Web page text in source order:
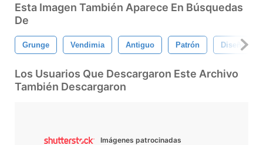
Esta Imagen También Aparece En Búsquedas
De
Grunge Vendimia Antiguo Patrón Diseño
Los Usuarios Que Descargaron Este Archivo
También Descargaron
Imágenes patrocinadas